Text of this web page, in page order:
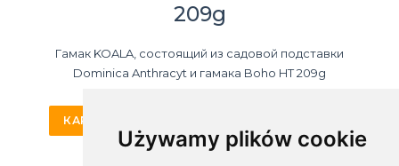
Używamy plików cookie
209g
Гамак KOALA, состоящий из садовой подставки
Dominica Anthracyt и гамака Boho HT 209g
КАРТА ПРОДУКТА